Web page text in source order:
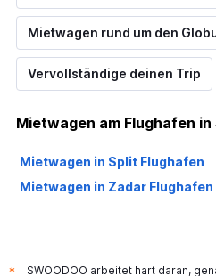
Mietwagen rund um den
Vervollständige deinen Trip
Mietwagen am Flughafen in
Mietwagen in Split Flughafen
Mietwagen in Zadar Flughafen
* SWOODOO arbeitet hart daran,